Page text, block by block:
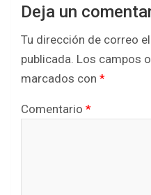
Deja un
Tu dirección de correo
publicada. Los campos
marcados con *
Comentario *